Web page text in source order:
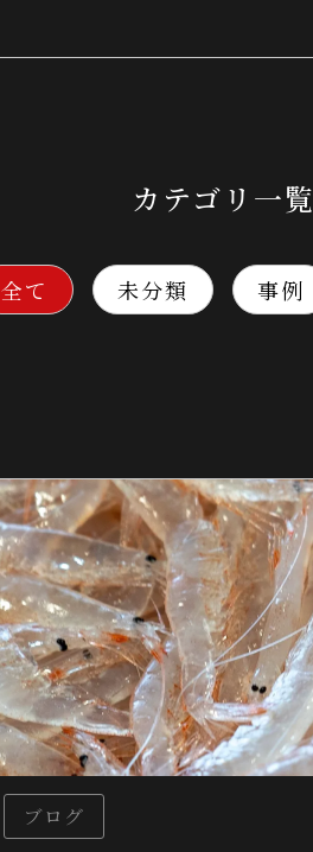
カテゴリ一覧
全て 未分類 事例
ブログ